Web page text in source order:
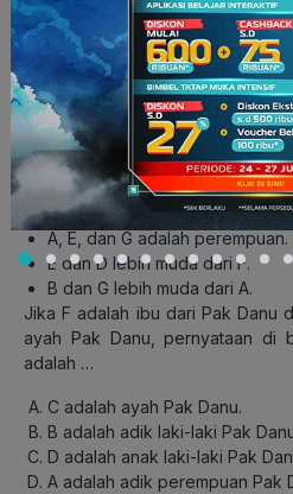
5. Topik: Logika
Masing-masing anggota
dengan inisial A sampai G. Kode
merujuk kepada ayah, ibu, istri,
laki, anak perempuan, dan anak
Beberapa hal mengenai mereka
Pak Danu seumuran dengan
A, E, dan G adalah perempuan.
E dan D lebih muda dari F.
B dan G lebih muda dari A.
Jika F adalah ibu dari Pak Danu
ayah Pak Danu, pernyataan di
adalah …
C adalah ayah Pak Danu.
B adalah adik laki-laki Pak
D adalah anak laki-laki Pak
A adalah adik perempuan Pak